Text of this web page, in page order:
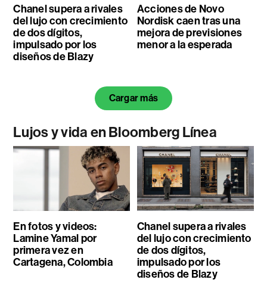
Chanel supera a rivales
del lujo con crecimiento
de dos dígitos,
impulsado por los
diseños de Blazy
Acciones de Novo
Nordisk caen tras una
mejora de previsiones
menor a la esperada
Cargar más
Lujos y vida en Bloomberg Línea
En fotos y videos:
Lamine Yamal por
primera vez en
Cartagena, Colombia
Chanel supera a rivales
del lujo con crecimiento
de dos dígitos,
impulsado por los
diseños de Blazy